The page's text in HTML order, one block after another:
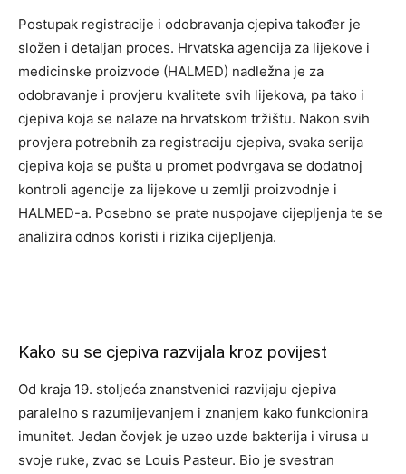
Postupak registracije i odobravanja cjepiva također je
složen i detaljan proces. Hrvatska agencija za lijekove i
medicinske proizvode (HALMED) nadležna je za
odobravanje i provjeru kvalitete svih lijekova, pa tako i
cjepiva koja se nalaze na hrvatskom tržištu. Nakon svih
provjera potrebnih za registraciju cjepiva, svaka serija
cjepiva koja se pušta u promet podvrgava se dodatnoj
kontroli agencije za lijekove u zemlji proizvodnje i
HALMED-a. Posebno se prate nuspojave cijepljenja te se
analizira odnos koristi i rizika cijepljenja.
Kako su se cjepiva razvijala kroz povijest
Od kraja 19. stoljeća znanstvenici razvijaju cjepiva
paralelno s razumijevanjem i znanjem kako funkcionira
imunitet. Jedan čovjek je uzeo uzde bakterija i virusa u
svoje ruke, zvao se Louis Pasteur. Bio je svestran